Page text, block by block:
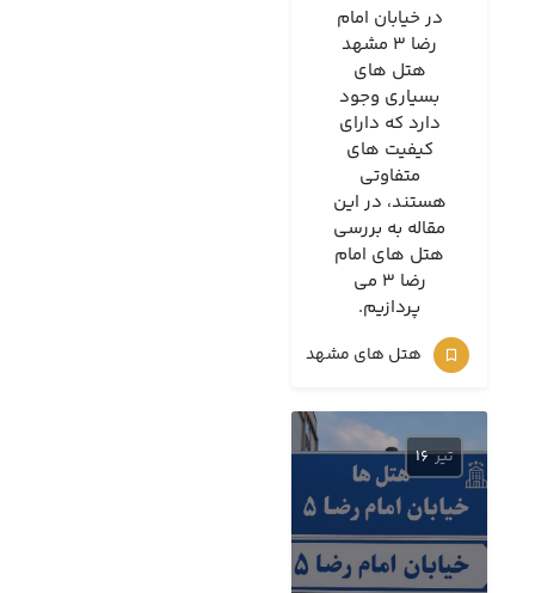
در خیابان امام
رضا 3 مشهد
هتل های
بسیاری وجود
دارد که دارای
کیفیت های
متفاوتی
هستند، در این
مقاله به بررسی
هتل های امام
رضا 3 می
پردازیم.
هتل های مشهد
تیر 16